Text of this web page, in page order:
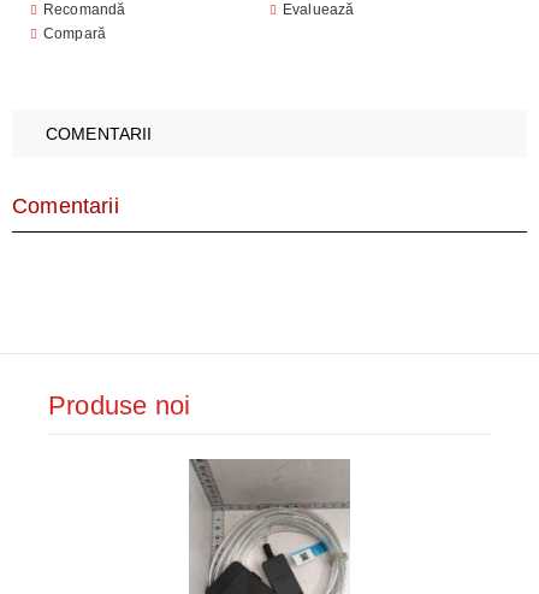
Recomandă
Evaluează
Compară
COMENTARII
Comentarii
Produse noi